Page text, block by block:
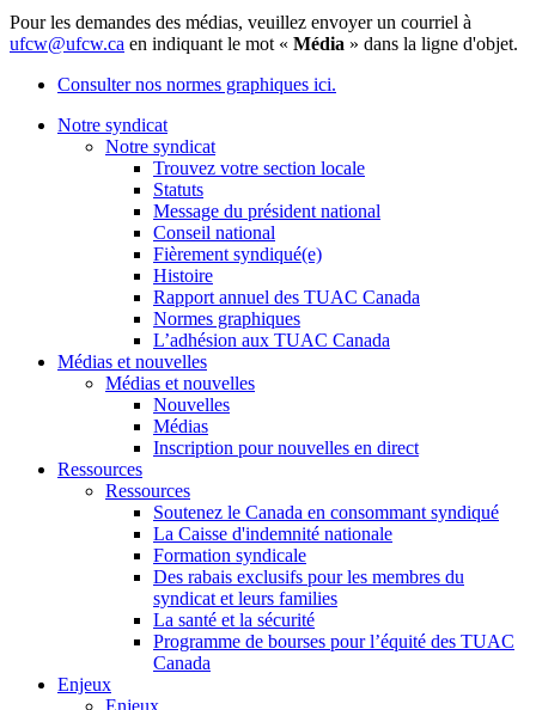
Pour les demandes des médias, veuillez envoyer un courriel à
ufcw@ufcw.ca en indiquant le mot « Média » dans la ligne d'objet.
Consulter nos normes graphiques ici.
Notre syndicat
Notre syndicat
Trouvez votre section locale
Statuts
Message du président national
Conseil national
Fièrement syndiqué(e)
Histoire
Rapport annuel des TUAC Canada
Normes graphiques
L’adhésion aux TUAC Canada
Médias et nouvelles
Médias et nouvelles
Nouvelles
Médias
Inscription pour nouvelles en direct
Ressources
Ressources
Soutenez le Canada en consommant syndiqué
La Caisse d'indemnité nationale
Formation syndicale
Des rabais exclusifs pour les membres du
syndicat et leurs families
La santé et la sécurité
Programme de bourses pour l’équité des TUAC
Canada
Enjeux